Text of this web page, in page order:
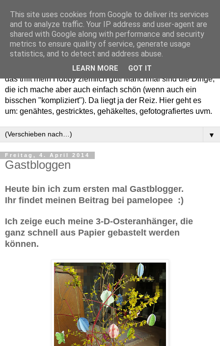
Willkommen in meinem "Wohnzimmer". Einfach und schön -
das trifft mein Hobby ziemlich gut! Manchmal sind die Dinge,
die ich mache aber auch einfach schön (wenn auch ein
bisschen "kompliziert"). Da liegt ja der Reiz. Hier geht es
um: genähtes, gestricktes, gehäkeltes, gefotografiertes uvm.
▼
Freitag, 4. April 2014
Gastbloggen
Heute bin ich zum ersten mal Gastblogger.
Ihr findet meinen Beitrag bei pamelopee :)
Ich zeige euch meine 3-D-Osteranhänger, die
ganz schnell aus Papier gebastelt werden
können.
This site uses cookies from Google to deliver its services
and to analyze traffic. Your IP address and user-agent are
shared with Google along with performance and security
metrics to ensure quality of service, generate usage
statistics, and to detect and address abuse.
LEARN MORE GOT IT